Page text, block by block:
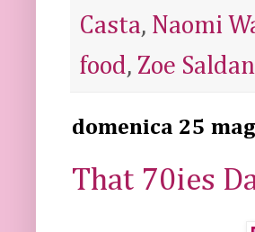
Casta, Naomi
food, Zoe
domenica 25
That 70ies